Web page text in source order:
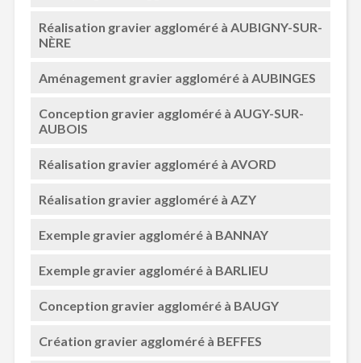
Réalisation gravier aggloméré à AUBIGNY-SUR-
NÈRE
Aménagement gravier aggloméré à AUBINGES
Conception gravier aggloméré à AUGY-SUR-
AUBOIS
Réalisation gravier aggloméré à AVORD
Réalisation gravier aggloméré à AZY
Exemple gravier aggloméré à BANNAY
Exemple gravier aggloméré à BARLIEU
Conception gravier aggloméré à BAUGY
Création gravier aggloméré à BEFFES